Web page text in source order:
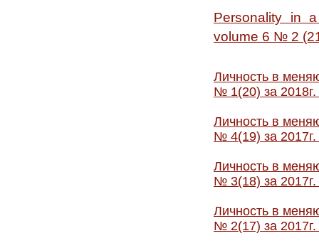
Personality in
volume 6 № 2
Личность в
№ 1(20) за
Личность в
№ 4(19) за
Личность в
№ 3(18) за
Личность в
№ 2(17) за